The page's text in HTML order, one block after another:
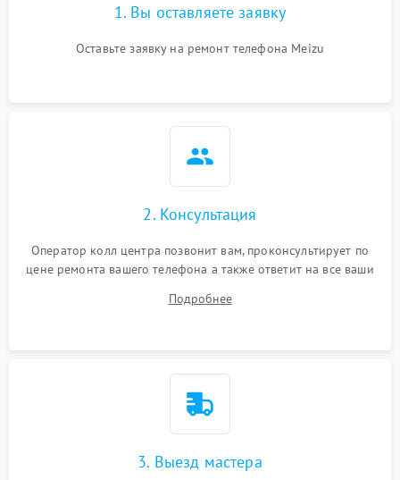
1. Вы оставляете заявку
Оставьте заявку на ремонт телефона Meizu
2. Консультация
Оператор колл центра позвонит вам, проконсультирует по
цене ремонта вашего телефона а также ответит на все ваши
Подробнее
3. Выезд мастера